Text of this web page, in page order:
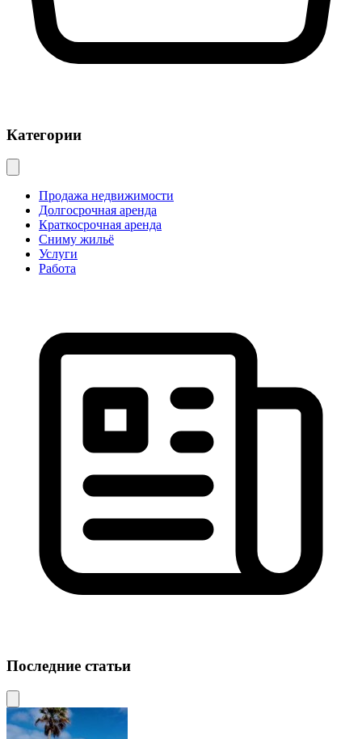
Категории
Продажа недвижимости
Долгосрочная аренда
Краткосрочная аренда
Сниму жильё
Услуги
Работа
Последние статьи